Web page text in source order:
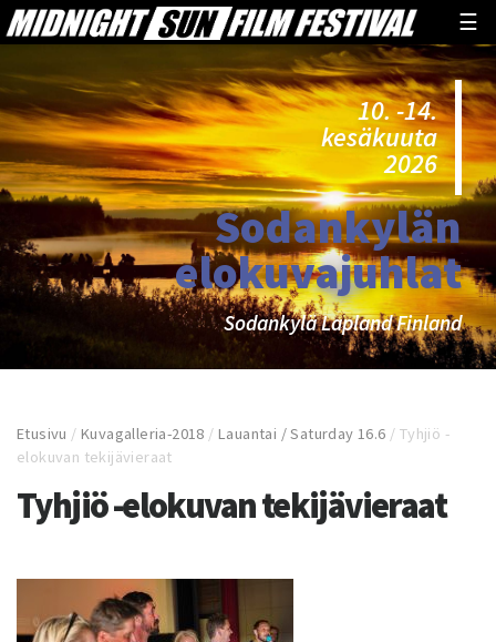
☰
10. -14.
kesäkuuta
2026
Sodankylän
elokuvajuhlat
Sodankylä Lapland Finland
Etusivu /Kuvagalleria-2018 /Lauantai / Saturday 16.6 / Tyhjiö -
elokuvan tekijävieraat
Tyhjiö -elokuvan tekijävieraat